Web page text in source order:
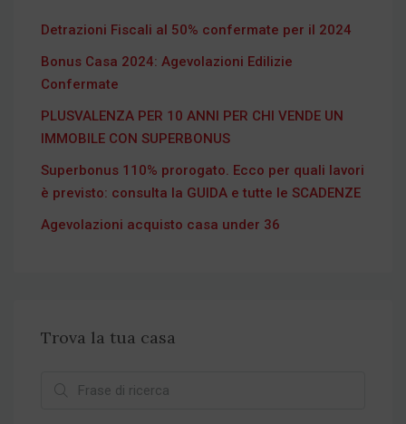
Detrazioni Fiscali al 50% confermate per il 2024
Bonus Casa 2024: Agevolazioni Edilizie
Confermate
PLUSVALENZA PER 10 ANNI PER CHI VENDE UN
IMMOBILE CON SUPERBONUS
Superbonus 110% prorogato. Ecco per quali lavori
è previsto: consulta la GUIDA e tutte le SCADENZE
Agevolazioni acquisto casa under 36
Trova la tua casa